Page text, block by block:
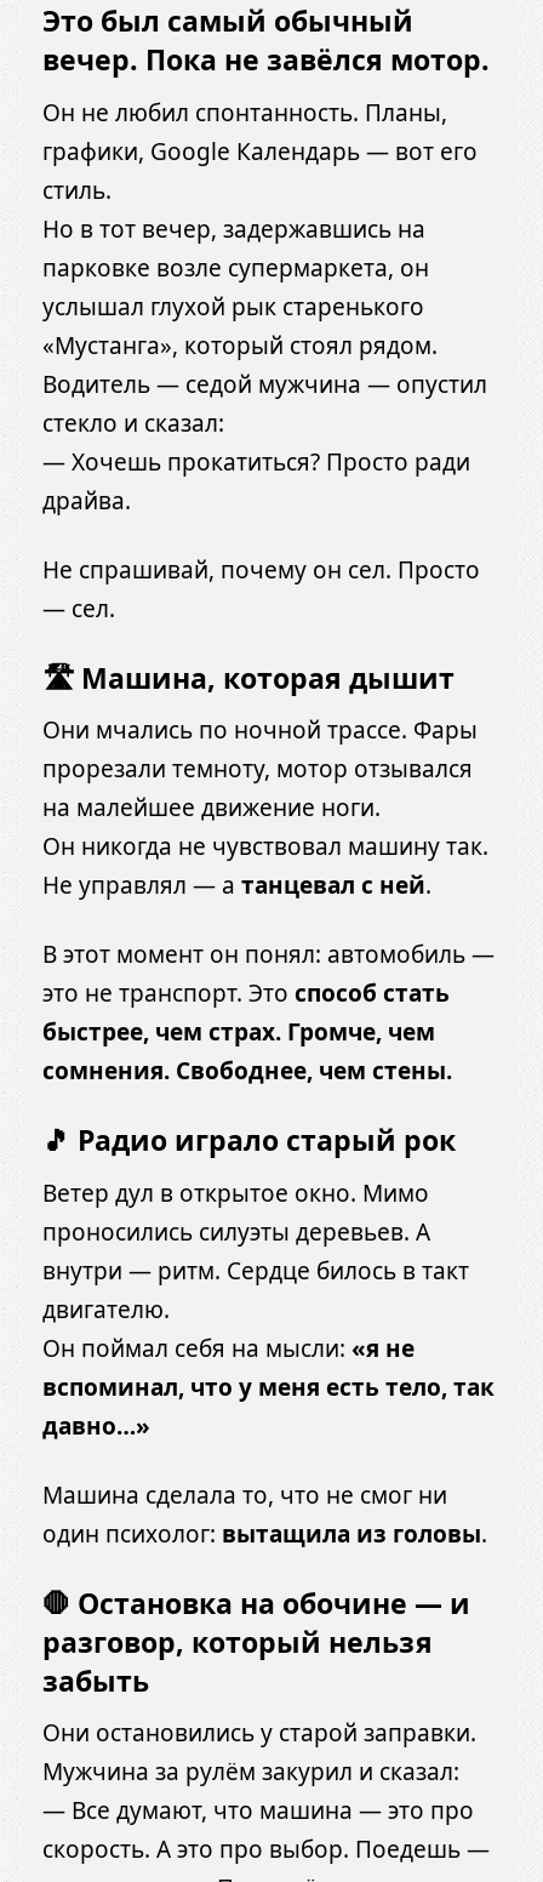
Это был самый обычный
вечер. Пока не завёлся мотор.
Он не любил спонтанность. Планы,
графики, Google Календарь — вот его
стиль.
Но в тот вечер, задержавшись на
парковке возле супермаркета, он
услышал глухой рык старенького
«Мустанга», который стоял рядом.
Водитель — седой мужчина — опустил
стекло и сказал:
— Хочешь прокатиться? Просто ради
драйва.
Не спрашивай, почему он сел. Просто
— сел.
🛣 Машина, которая дышит
Они мчались по ночной трассе. Фары
прорезали темноту, мотор отзывался
на малейшее движение ноги.
Он никогда не чувствовал машину так.
Не управлял — а танцевал с ней.
В этот момент он понял: автомобиль —
это не транспорт. Это способ стать
быстрее, чем страх. Громче, чем
сомнения. Свободнее, чем стены.
🎵 Радио играло старый рок
Ветер дул в открытое окно. Мимо
проносились силуэты деревьев. А
внутри — ритм. Сердце билось в такт
двигателю.
Он поймал себя на мысли: «я не
вспоминал, что у меня есть тело, так
давно…»
Машина сделала то, что не смог ни
один психолог: вытащила из головы.
🛑 Остановка на обочине — и
разговор, который нельзя
забыть
Они остановились у старой заправки.
Мужчина за рулём закурил и сказал:
— Все думают, что машина — это про
скорость. А это про выбор. Поедешь —